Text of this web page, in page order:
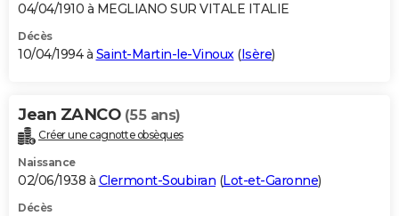
04/04/1910 à MEGLIANO SUR VITALE ITALIE
Décès
10/04/1994 à Saint-Martin-le-Vinoux(Isère)
Jean ZANCO (55 ans)
Créer une cagnotte obsèques
Naissance
02/06/1938 à Clermont-Soubiran (Lot-et-Garonne)
Décès